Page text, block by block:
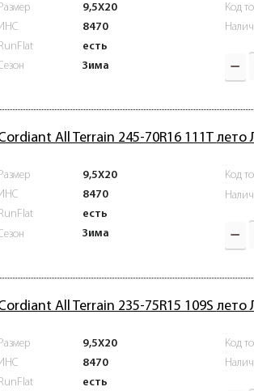
Размер
9,5X20
ИНС
8470
RunFlat
есть
Зима
Код
All Terrain 245-70R16 111T лето
9,5X20
8470
есть
Зима
Код
All Terrain 235-75R15 109S лето
9,5X20
8470
есть
Код